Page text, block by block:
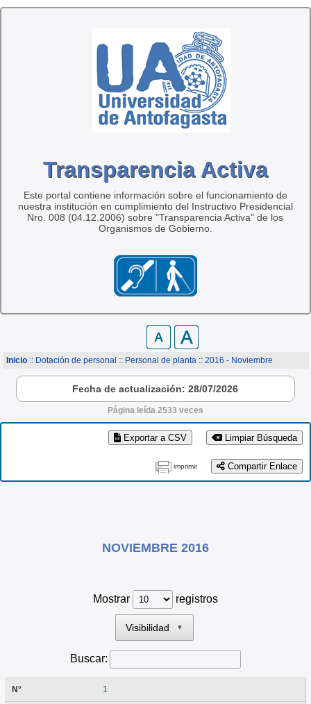
Transparencia Activa
Este portal contiene información sobre el funcionamiento de
nuestra institución en cumplimiento del Instructivo Presidencial
Nro. 008 (04.12.2006) sobre "Transparencia Activa" de los
Organismos de Gobierno.
Inicio :: Dotación de personal :: Personal de planta :: 2016 - Noviembre
Fecha de actualización: 28/07/2026
Página leída 2533 veces
Limpiar Búsqueda
Exportar a CSV
Compartir Enlace
imprimir
NOVIEMBRE 2016
Mostrar registros
Visibilidad ▼
Buscar:
N° 1